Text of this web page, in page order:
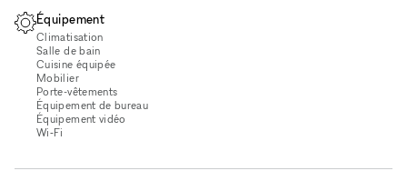
Équipement
Climatisation
Salle de bain
Cuisine équipée
Mobilier
Porte-vêtements
Équipement de bureau
Équipement vidéo
Wi‑Fi